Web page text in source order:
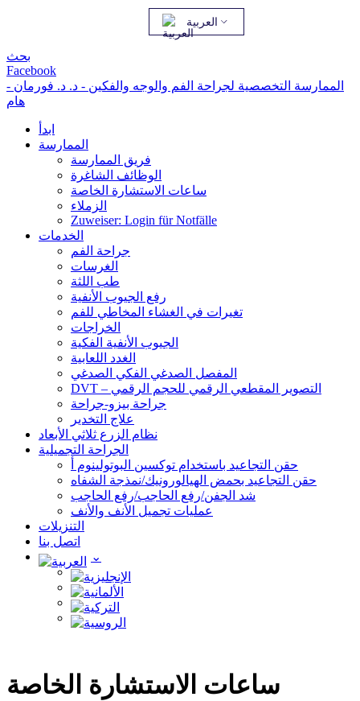
العربية
بحث
Facebook
الممارسة التخصصية لجراحة الفم والوجه والفكين - د. د. فورمان -
هام
ابدأ
الممارسة
فريق الممارسة
الوظائف الشاغرة
ساعات الاستشارة الخاصة
الزملاء
Zuweiser: Login für Notfälle
الخدمات
جراحة الفم
الغرسات
طب اللثة
رفع الجيوب الأنفية
تغيرات في الغشاء المخاطي للفم
الخراجات
الجيوب الأنفية الفكية
الغدد اللعابية
المفصل الصدغي الفكي الصدغي
DVT – التصوير المقطعي الرقمي للحجم الرقمي
جراحة بيزو-جراحة
علاج التخدير
نظام الزرع ثلاثي الأبعاد
الجراحة التجميلية
حقن التجاعيد باستخدام توكسين البوتولينوم أ
حقن التجاعيد بحمض الهيالورونيك/نمذجة الشفاه
شد الجفن/رفع الحاجب/رفع الحاجب
عمليات تجميل الأنف والأنف
التنزيلات
اتصل بنا
ساعات الاستشارة الخاصة